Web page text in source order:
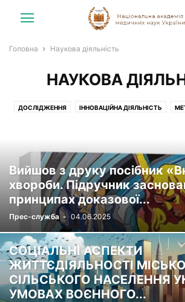
Головна Наукова діяльність
НАУКОВА
ДОСЛІДЖЕННЯ ІННОВАЦІЙНА ДІЯЛЬНІСТЬ
Вийшов з друку посібник
хвороби. Підручник
принципах доказової...
Прес-служба - 04.06.2025
СОЦІАЛЬНІ АСПЕКТИ
ЖИТТЄДІЯЛЬНОСТІ
СІЛЬСЬКОГО НАСЕЛЕННЯ
УМОВАХ ВОЄННОГО...